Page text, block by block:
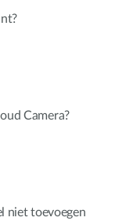
Camera?
niet toevoegen